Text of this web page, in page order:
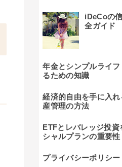
iDeCoの
全ガイド
年金とシンプルライ
るための知識
経済的自由を手に入
産管理の方法
ETFとレバレッジ投
シャルプランの重要性
プライバシーポリシー